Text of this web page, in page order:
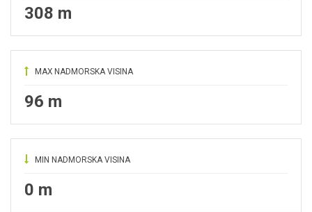
308 m
MAX NADMORSKA VISINA
96 m
MIN NADMORSKA VISINA
0 m